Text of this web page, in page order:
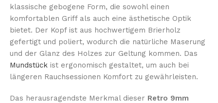
klassische gebogene Form, die sowohl einen
komfortablen Griff als auch eine ästhetische Optik
bietet. Der Kopf ist aus hochwertigem Brierholz
gefertigt und poliert, wodurch die natürliche Maserung
und der Glanz des Holzes zur Geltung kommen. Das
Mundstück ist ergonomisch gestaltet, um auch bei
längeren Rauchsessionen Komfort zu gewährleisten.
Das herausragendste Merkmal dieser Retro 9mm